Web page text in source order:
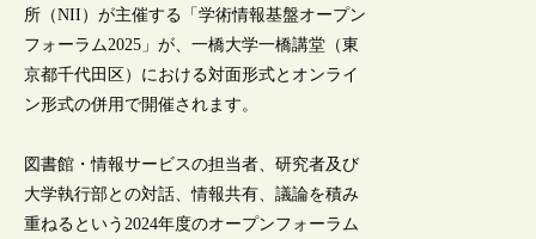
所（NII）が主催する「学術情報基盤オープン
フォーラム2025」が、一橋大学一橋講堂（東
京都千代田区）における対面形式とオンライ
ン形式の併用で開催されます。
図書館・情報サービスの担当者、研究者及び
大学執行部との対話、情報共有、議論を積み
重ねるという2024年度のオープンフォーラム